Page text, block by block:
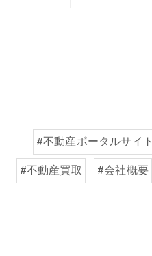
#不動産ポータルサイト
#不動産買取 #会社概要